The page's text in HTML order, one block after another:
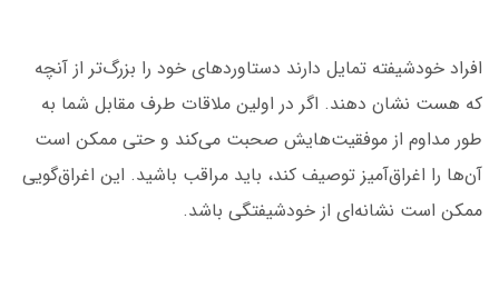
افراد خودشیفته تمایل دارند دستاوردهای خود را بزرگ‌تر از آنچه
که هست نشان دهند. اگر در اولین ملاقات طرف مقابل شما به
طور مداوم از موفقیت‌هایش صحبت می‌کند و حتی ممکن است
آن‌ها را اغراق‌آمیز توصیف کند، باید مراقب باشید. این اغراق‌گویی
ممکن است نشانه‌ای از خودشیفتگی باشد.